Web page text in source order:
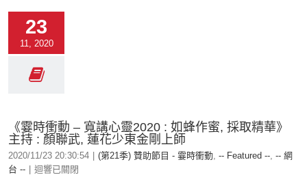
23
11, 2020
《霎時衝動 – 寬講心靈2020 : 如蜂作蜜, 採取精華》
主持 : 顏聯武, 蓮花少東金剛上師
2020/11/23 20:30:54 (第21季) 贊助節目 - 霎時衝動, -- Featured --, -- 網
台 --
迴響已關閉